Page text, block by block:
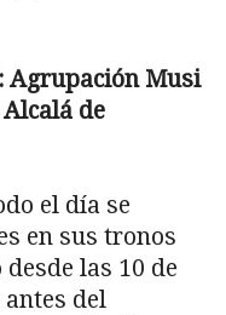
Agrupación Musi­
de
el día se
en sus tronos
las 10 de
del